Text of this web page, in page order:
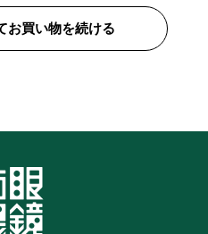
お買い物を続ける